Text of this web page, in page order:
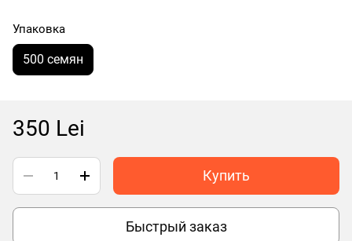
Упаковка
500 семян
350 Lei
Купить
Быстрый заказ